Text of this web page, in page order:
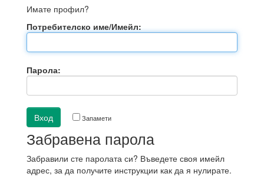
Имате профил?
Потребителско име/Имейл:
Парола:
Запамети
Забравена парола
Забравили сте паролата си? Въведете своя имейл
адрес, за да получите инструкции как да я нулирате.